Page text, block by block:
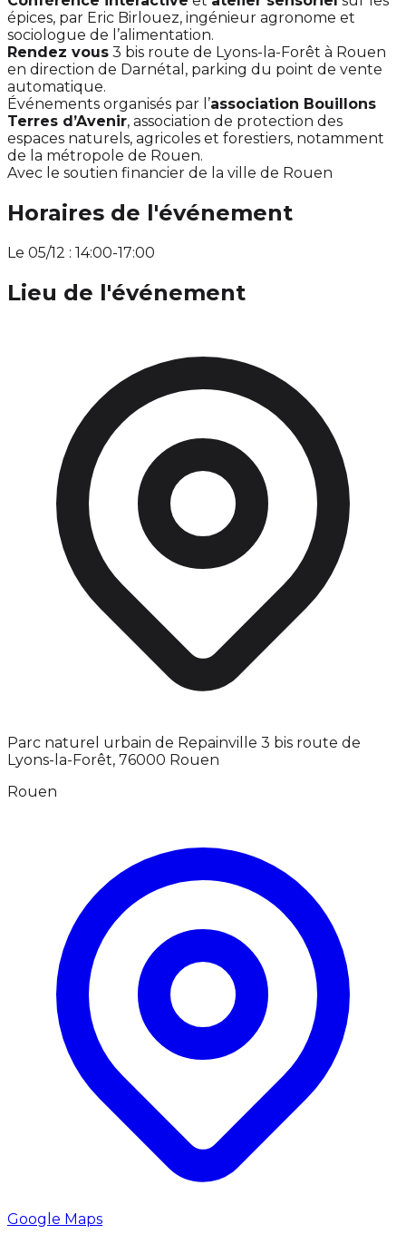
épices, par Eric Birlouez, ingénieur agronome et
sociologue de l’alimentation.
Rendez vous 3 bis route de Lyons-la-Forêt à Rouen
en direction de Darnétal, parking du point de vente
automatique.
Événements organisés par l’association Bouillons
Terres d’Avenir, association de protection des
espaces naturels, agricoles et forestiers, notamment
de la métropole de Rouen.
Avec le soutien financier de la ville de Rouen
Horaires de l'événement
Le 05/12 : 14:00-17:00
Lieu de l'événement
Parc naturel urbain de Repainville 3 bis route de
Lyons-la-Forêt, 76000 Rouen
Rouen
Google Maps